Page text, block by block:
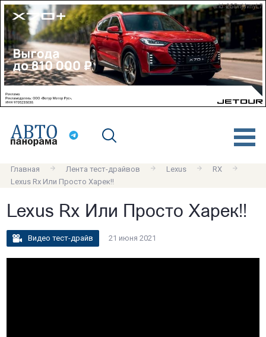
erid: 2SDnjdvnyL7
Главная Лента тест-драйвов Lexus
RX
Lexus Rx Или Просто Харек!!
Lexus Rx Или Просто Харек!!
Видео тест-драйв 21 июня 2021